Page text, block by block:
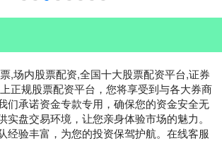
,场内股票配资,全国十大股票配资平台,证券
正规股票配资平台，您将享受到与各大券商
们承诺资金专款专用，确保您的资金安全无
实盘交易环境，让您亲身体验市场的魅力。
经验丰富，为您的投资保驾护航。在线客服